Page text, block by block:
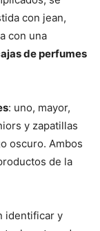
con jean,
con una
de perfumes
: uno, mayor,
y zapatillas
oscuro. Ambos
de la
identificar y